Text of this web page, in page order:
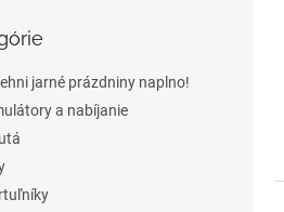
jarné prázdniny naplno!
a nabíjanie